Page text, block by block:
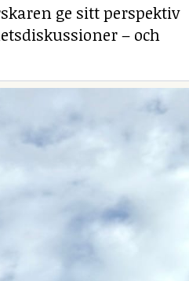
ge sitt perspektiv
– och